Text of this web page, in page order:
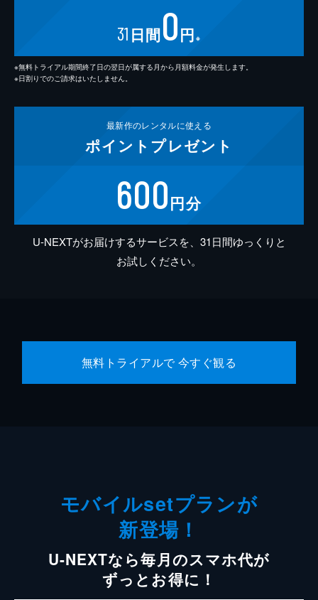
31 日間0円 ※
※無料トライアル期間終了日の翌日が属する月から月額料金が発生します。
※日割りでのご請求はいたしません。
最新作のレンタルに使える
ポイント プレゼント
600円分
U-NEXTがお届けするサービスを、31日間ゆっくりと
お試しください。
無料トライアルで 今すぐ観る
モバイルsetプランが
新登場！
U-NEXTなら毎月のスマホ代が
ずっとお得に！